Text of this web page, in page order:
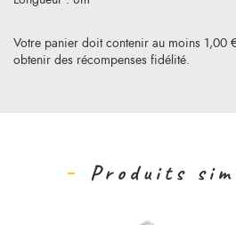
Votre panier doit contenir au moins 1,00
obtenir des récompenses fidélité.
Produits